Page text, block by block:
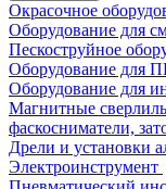
Окрасочное
Оборудование для
Пескоструйное
Оборудование для
Оборудование для
Магнитные
фаскосниматели,
Дрели и установки
Электроинструмент